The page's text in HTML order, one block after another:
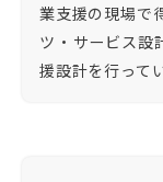
業支援の現場で
ツ・サービス設
援設計を行って